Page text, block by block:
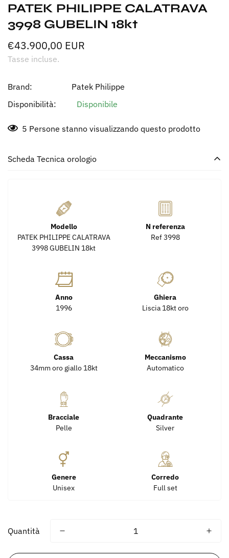
PATEK PHILIPPE CALATRAVA
3998 GUBELIN 18kt
Prezzo
normale
€43.900,00 EUR
Tasse incluse.
Brand:
Patek Philippe
Disponibilità:
Disponibile
5 Persone stanno visualizzando questo prodotto
Scheda Tecnica orologio
Modello
PATEK PHILIPPE CALATRAVA
3998 GUBELIN 18kt
N referenza
Ref 3998
Anno
1996
Ghiera
Liscia 18kt oro
Cassa
34mm oro giallo 18kt
Meccanismo
Automatico
Bracciale
Pelle
Quadrante
Silver
Genere
Unisex
Corredo
Full set
Quantità